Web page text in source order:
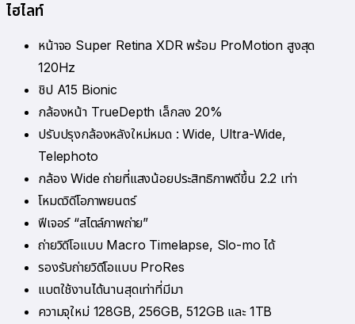
ไฮไลท์
หน้าจอ Super Retina XDR พร้อม ProMotion สูงสุด
120Hz
ชิป A15 Bionic
กล้องหน้า TrueDepth เล็กลง 20%
ปรับปรุงกล้องหลังใหม่หมด : Wide, Ultra-Wide,
Telephoto
กล้อง Wide ถ่ายที่แสงน้อยประสิทธิภาพดีขึ้น 2.2 เท่า
โหมดวิดีโอภาพยนตร์
ฟีเจอร์ “สไตล์ภาพถ่าย”
ถ่ายวิดีโอแบบ Macro Timelapse, Slo-mo ได้
รองรับถ่ายวิดีโอแบบ ProRes
แบตใช้งานได้นานสุดเท่าที่มีมา
ความจุใหม่ 128GB, 256GB, 512GB และ 1TB